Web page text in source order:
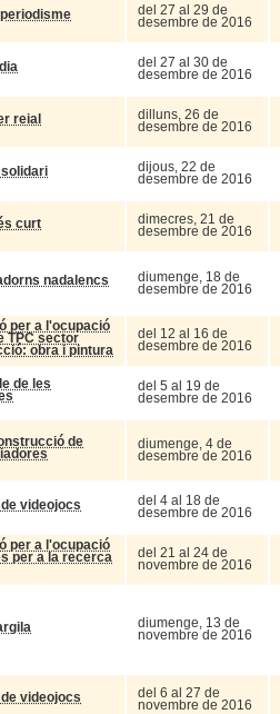
del 27 al 29 de
desembre de 2016
del 27 al 30 de
desembre de 2016
reial dilluns, 26 de
desembre de 2016
dijous, 22 de
desembre de 2016
curt dimecres, 21 de
desembre de 2016
nadalencs diumenge, 18 de
desembre de 2016
per a l'ocupació
TPC sector
obra i pintura
del 12 al 16 de
desembre de 2016
de les del 5 al 19 de
desembre de 2016
de diumenge, 4 de
desembre de 2016
videojocs del 4 al 18 de
desembre de 2016
per a l'ocupació
per a la recerca del 21 al 24 de
novembre de 2016
diumenge, 13 de
novembre de 2016
videojocs del 6 al 27 de
novembre de 2016